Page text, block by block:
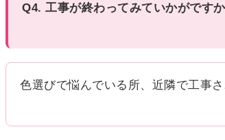
Q4. 工事が終わってみていかがですか
色選びで悩んでいる所、近隣で工事